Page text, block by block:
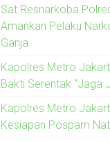
Sat Resnarkoba
Amankan Pelaku
Ganja
Kapolres Metro
Bakti Serentak “Jaga
Kapolres Metro
Kesiapan Pospam